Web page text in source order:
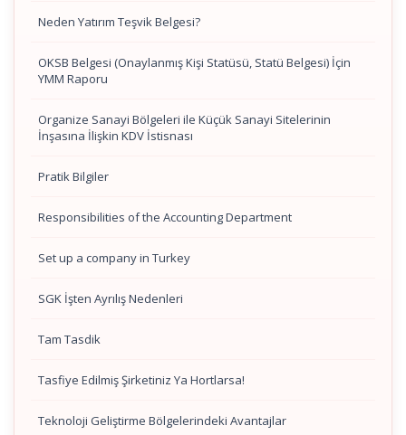
Neden Yatırım Teşvik Belgesi?
OKSB Belgesi (Onaylanmış Kişi Statüsü, Statü Belgesi) İçin
YMM Raporu
Organize Sanayi Bölgeleri ile Küçük Sanayi Sitelerinin
İnşasına İlişkin KDV İstisnası
Pratik Bilgiler
Responsibilities of the Accounting Department
Set up a company in Turkey
SGK İşten Ayrılış Nedenleri
Tam Tasdik
Tasfiye Edilmiş Şirketiniz Ya Hortlarsa!
Teknoloji Geliştirme Bölgelerindeki Avantajlar